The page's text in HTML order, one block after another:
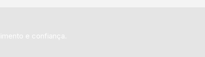
e confiança.